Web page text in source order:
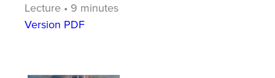
Lecture • 9 minutes
Version PDF